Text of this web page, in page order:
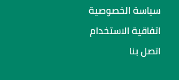
سياسة الخصوصية
اتفاقية الاستخدام
اتصل بنا